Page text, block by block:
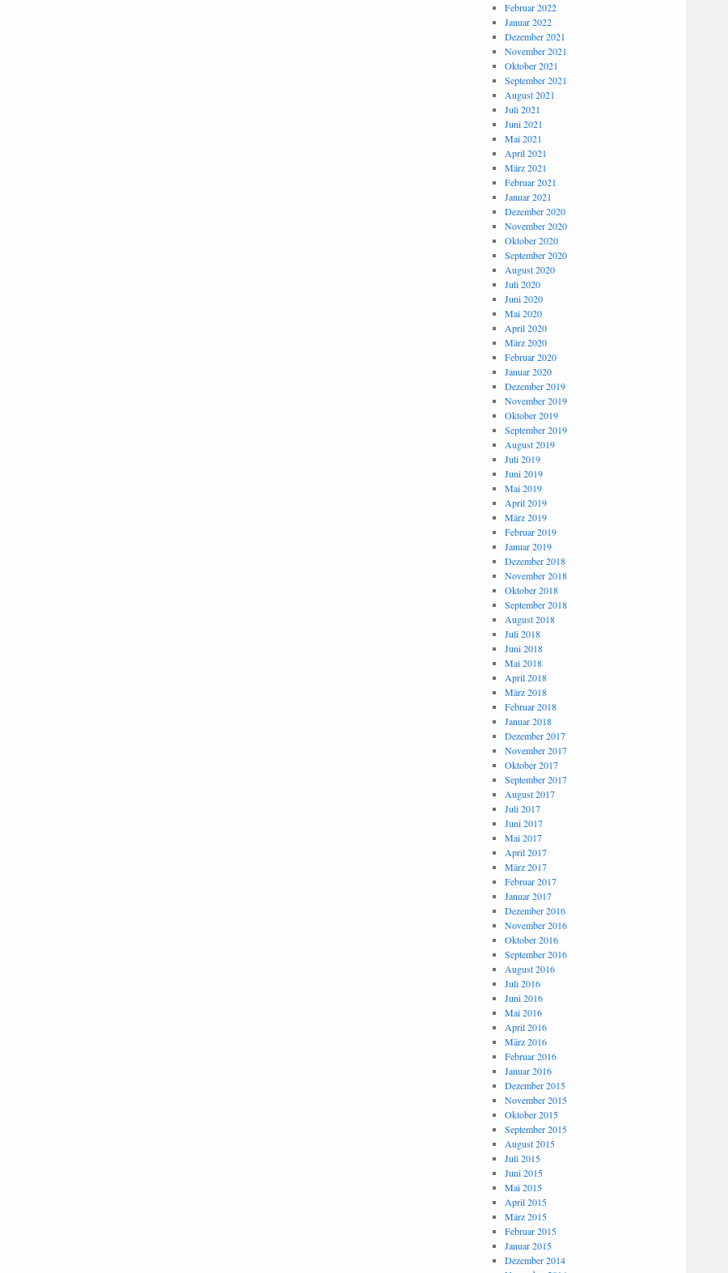
Februar 2022
Januar 2022
Dezember 2021
November 2021
Oktober 2021
September 2021
August 2021
Juli 2021
Juni 2021
Mai 2021
April 2021
März 2021
Februar 2021
Januar 2021
Dezember 2020
November 2020
Oktober 2020
September 2020
August 2020
Juli 2020
Juni 2020
Mai 2020
April 2020
März 2020
Februar 2020
Januar 2020
Dezember 2019
November 2019
Oktober 2019
September 2019
August 2019
Juli 2019
Juni 2019
Mai 2019
April 2019
März 2019
Februar 2019
Januar 2019
Dezember 2018
November 2018
Oktober 2018
September 2018
August 2018
Juli 2018
Juni 2018
Mai 2018
April 2018
März 2018
Februar 2018
Januar 2018
Dezember 2017
November 2017
Oktober 2017
September 2017
August 2017
Juli 2017
Juni 2017
Mai 2017
April 2017
März 2017
Februar 2017
Januar 2017
Dezember 2016
November 2016
Oktober 2016
September 2016
August 2016
Juli 2016
Juni 2016
Mai 2016
April 2016
März 2016
Februar 2016
Januar 2016
Dezember 2015
November 2015
Oktober 2015
September 2015
August 2015
Juli 2015
Juni 2015
Mai 2015
April 2015
März 2015
Februar 2015
Januar 2015
Dezember 2014